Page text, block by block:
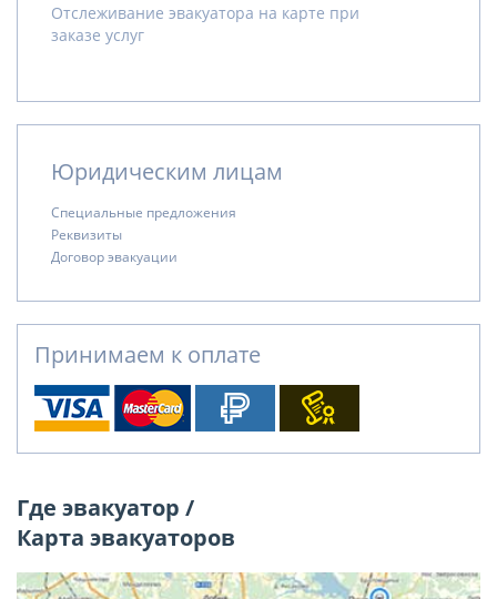
Отслеживание эвакуатора на карте при
заказе услуг
Юридическим лицам
Специальные предложения
Реквизиты
Договор эвакуации
Принимаем к оплате
Где эвакуатор /
Карта эвакуаторов